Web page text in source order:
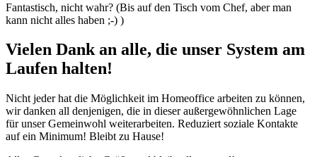
Fantastisch, nicht wahr? (Bis auf den Tisch vom Chef, aber man
kann nicht alles haben ;-) )
Vielen Dank an alle, die unser System am
Laufen halten!
Nicht jeder hat die Möglichkeit im Homeoffice arbeiten zu können,
wir danken all denjenigen, die in dieser außergewöhnlichen Lage
für unser Gemeinwohl weiterarbeiten. Reduziert soziale Kontakte
auf ein Minimum! Bleibt zu Hause!